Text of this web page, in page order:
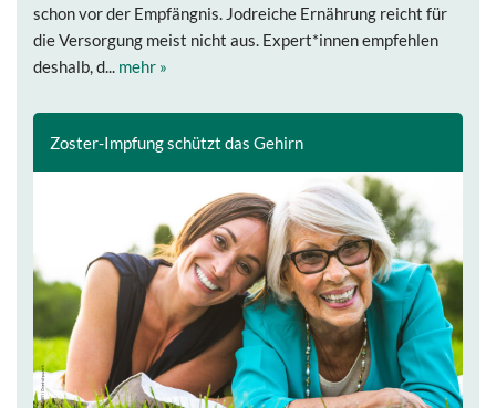
schon vor der Empfängnis. Jodreiche Ernährung reicht für
die Versorgung meist nicht aus. Expert*innen empfehlen
deshalb, d... mehr »
Zoster-Impfung schützt das Gehirn